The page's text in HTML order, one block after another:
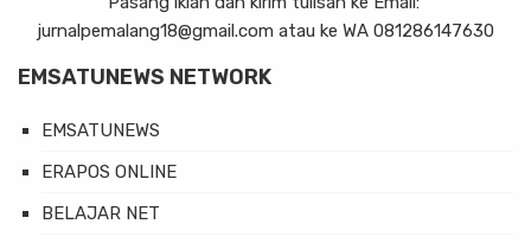
jurnalpemalang18@gmail.com atau ke WA 081286147630
EMSATUNEWS NETWORK
EMSATUNEWS
ERAPOS ONLINE
BELAJAR NET